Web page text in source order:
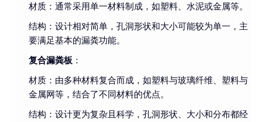
材质：通常采用单一材料制成，如塑料、水泥或金属等。
结构：设计相对简单，孔洞形状和大小可能较为单一，主
要满足基本的漏粪功能。
复合漏粪板：
材质：由多种材料复合而成，如塑料与玻璃纤维、塑料与
金属网等，结合了不同材料的优点。
结构：设计更为复杂且科学，孔洞形状、大小和分布都经